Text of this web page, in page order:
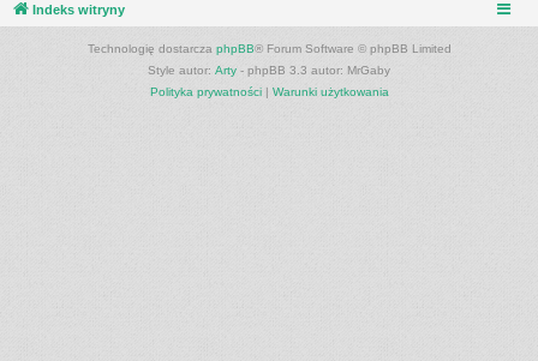
Indeks witryny
Technologię dostarcza phpBB® Forum Software © phpBB Limited
Style autor: Arty - phpBB 3.3 autor: MrGaby
Polityka prywatności| Warunki użytkowania